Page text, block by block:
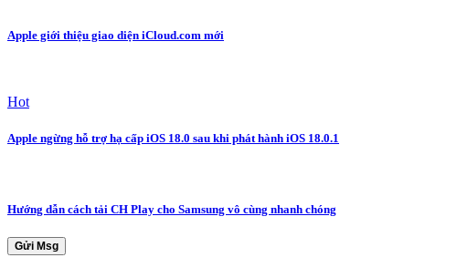
Apple giới thiệu giao diện iCloud.com mới
Hot
Apple ngừng hỗ trợ hạ cấp iOS 18.0 sau khi phát hành iOS 18.0.1
Hướng dẫn cách tải CH Play cho Samsung vô cùng nhanh chóng
Gửi Msg